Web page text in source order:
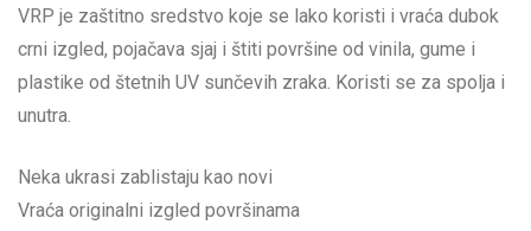
VRP je zaštitno sredstvo koje se lako koristi i vraća dubok
crni izgled, pojačava sjaj i štiti površine od vinila, gume i
plastike od štetnih UV sunčevih zraka. Koristi se za spolja i
unutra.
Neka ukrasi zablistaju kao novi
Vraća originalni izgled površinama